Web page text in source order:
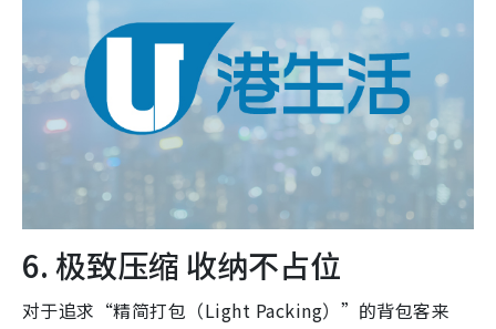
6. 极致压缩 收纳不占位
对于追求“精简打包（Light Packing）”的背包客来